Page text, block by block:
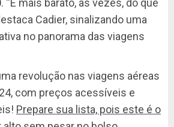
Cadier, sinalizando uma
no panorama das viagens
revolução nas viagens aéreas
com preços acessíveis e
Prepare sua lista, pois este é o